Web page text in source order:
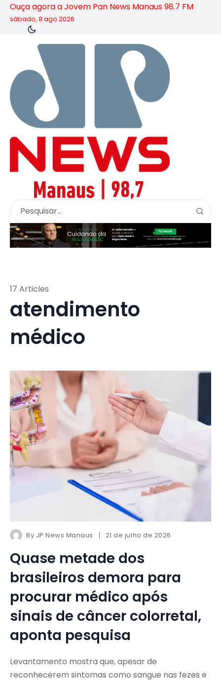
Ouça agora a Jovem Pan News Manaus 98.7 FM
sábado, 8 ago 2026
atendimento
médico
17 Articles
By JP News Manaus 21 de julho de 2026
Quase metade dos
brasileiros demora para
procurar médico após
sinais de câncer colorretal,
aponta pesquisa
Levantamento mostra que, apesar de
reconhecerem sintomas como sangue nas fezes e